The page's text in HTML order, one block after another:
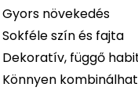
Gyors növekedés
Sokféle szín és fajta
Dekoratív, függő
Könnyen